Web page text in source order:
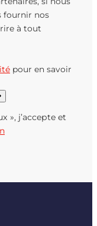
fournir nos
à tout
pour en savoir
», j’accepte et